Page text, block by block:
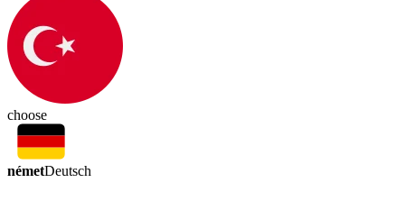
choose
németDeutsch